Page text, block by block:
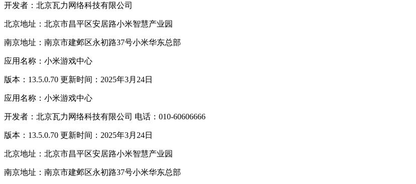
开发者：北京瓦力网络科技有限公司
北京地址：北京市昌平区安居路小米智慧产业园
南京地址：南京市建邺区永初路37号小米华东总部
应用名称：小米游戏中心
版本：13.5.0.70 更新时间：2025年3月24日
应用名称：小米游戏中心
开发者：北京瓦力网络科技有限公司 电话：010-60606666
版本：13.5.0.70 更新时间：2025年3月24日
北京地址：北京市昌平区安居路小米智慧产业园
南京地址：南京市建邺区永初路37号小米华东总部